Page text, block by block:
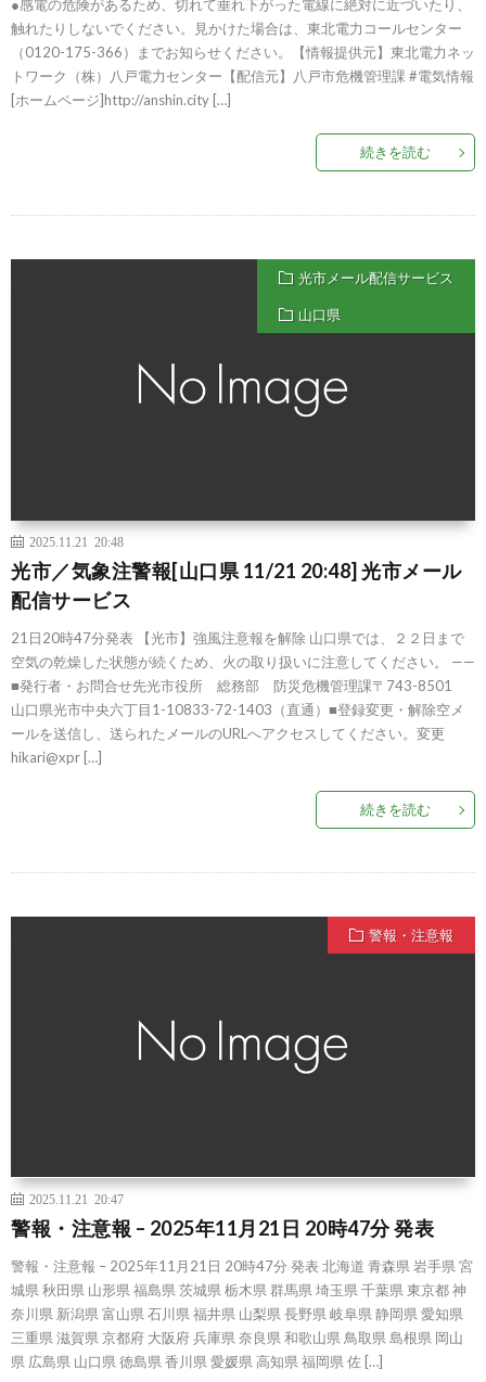
●感電の危険があるため、切れて垂れ下がった電線に絶対に近づいたり、
触れたりしないでください。見かけた場合は、東北電力コールセンター
（0120-175-366）までお知らせください。【情報提供元】東北電力ネッ
トワーク（株）八戸電力センター【配信元】八戸市危機管理課 #電気情報
[ホームページ]http://anshin.city […]
続きを読む
光市メール配信サービス
山口県
2025.11.21 20:48
光市／気象注警報[山口県 11/21 20:48] 光市メール
配信サービス
21日20時47分発表 【光市】強風注意報を解除 山口県では、２２日まで
空気の乾燥した状態が続くため、火の取り扱いに注意してください。 ——
■発行者・お問合せ先光市役所 総務部 防災危機管理課〒743-8501
山口県光市中央六丁目1-10833-72-1403（直通）■登録変更・解除空メ
ールを送信し、送られたメールのURLへアクセスしてください。変更
hikari@xpr […]
続きを読む
警報・注意報
2025.11.21 20:47
警報・注意報 – 2025年11月21日 20時47分 発表
警報・注意報 – 2025年11月21日 20時47分 発表 北海道 青森県 岩手県 宮
城県 秋田県 山形県 福島県 茨城県 栃木県 群馬県 埼玉県 千葉県 東京都 神
奈川県 新潟県 富山県 石川県 福井県 山梨県 長野県 岐阜県 静岡県 愛知県
三重県 滋賀県 京都府 大阪府 兵庫県 奈良県 和歌山県 鳥取県 島根県 岡山
県 広島県 山口県 徳島県 香川県 愛媛県 高知県 福岡県 佐 […]